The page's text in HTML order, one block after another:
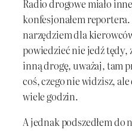
Radio drogowe miało
konfesjonałem
narzędziem dla
powiedzieć nie jedź tędy,
inną drogę, uważaj, tam
coś, czego nie widzisz,
wiele godzin.
A jednak podszedłem do